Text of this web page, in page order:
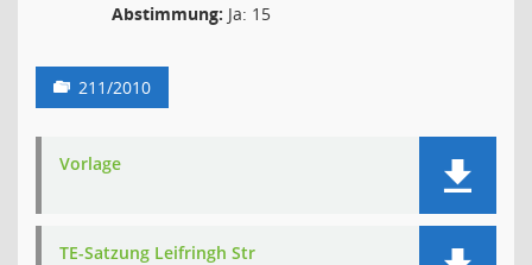
Abstimmung: Ja: 15
211/2010
Vorlage
TE-Satzung Leifringh Str